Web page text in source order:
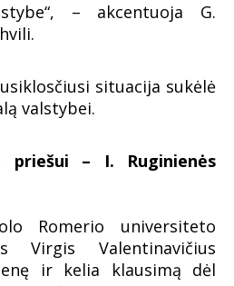
– akcentuoja G.
situacija sukėlė
valstybei.
priešui – I. Ruginienės
Romerio universiteto
Virgis Valentinavičius
ir kelia klausimą dėl